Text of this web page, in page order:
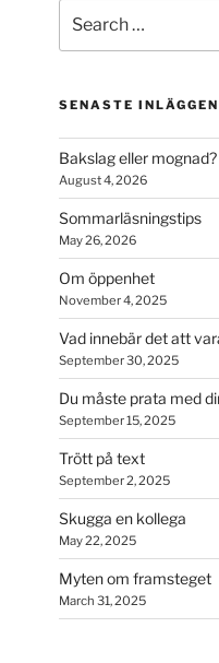
for:
SENASTE INLÄGGEN
Bakslag eller mognad?
August 4, 2026
Sommarläsningstips
May 26, 2026
Om öppenhet
November 4, 2025
Vad innebär det att
September 30, 2025
Du måste prata med
September 15, 2025
Trött på text
September 2, 2025
Skugga en kollega
May 22, 2025
Myten om framsteget
March 31, 2025